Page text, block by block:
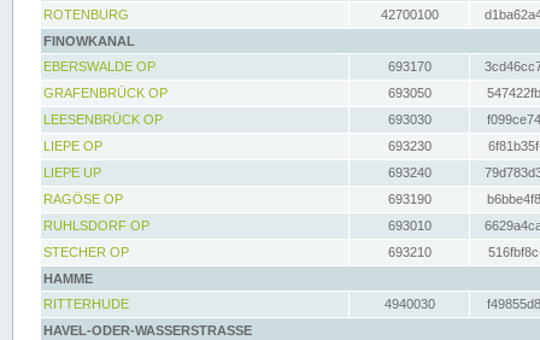
ROTENBURG
42700100
FINOWKANAL
EBERSWALDE OP
693170
GRAFENBRÜCK OP
693050
LEESENBRÜCK OP
693030
LIEPE OP
693230
LIEPE UP
693240
RAGÖSE OP
693190
RUHLSDORF OP
693010
STECHER OP
693210
HAMME
RITTERHUDE
4940030
HAVEL-ODER-WASSERSTRASSE